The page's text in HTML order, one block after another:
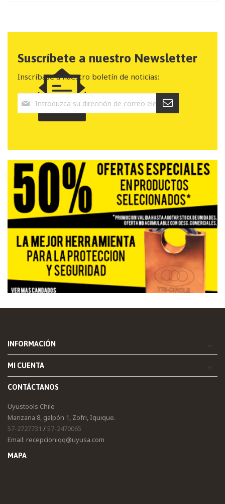
Suscríbete a nuestro Newsletter
Inscríbase a nuestro boletín de noticias:
INFORMACIÓN
MI CUENTA
CONTÁCTANOS
Uyustools Chile
Manzana 8, galpón 1, Zofri, Iquique.
57-2727731 /57-2470065
Email: recepcioniqq@uyusa.com
MAPA